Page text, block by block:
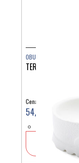
OBUTEV
TERLIK SABO
Cena:
54,90 €
V košarico